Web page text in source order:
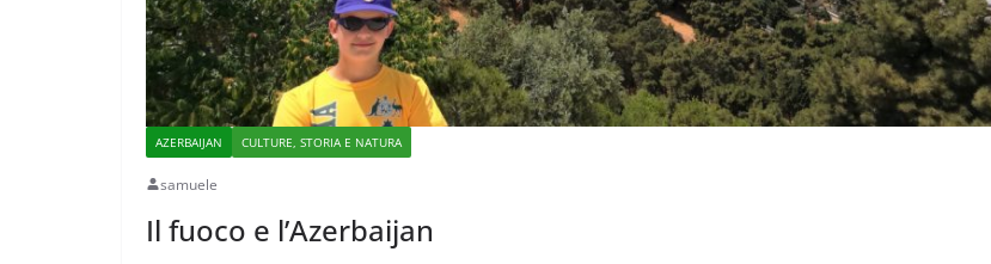
AZERBAIJAN CULTURE, STORIA E NATURA
samuele
Il fuoco e l’Azerbaijan